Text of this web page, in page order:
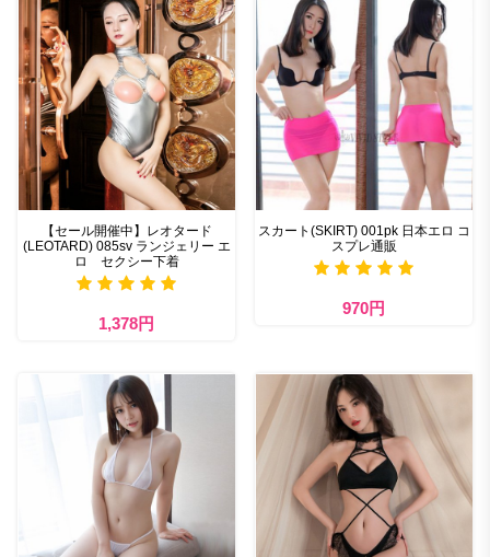
【セール開催中】レオタード
(LEOTARD) 085sv ランジェリー エ
ロ セクシー下着
1,378円
スカート(SKIRT) 001pk 日本エロ コ
スプレ通販
970円